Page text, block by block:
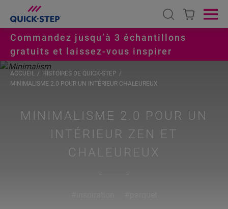
Open search
Commandez jusqu’à 3 échantillons
gratuits et laissez-vous inspirer
MINIMALISME 2.0 POUR UN
INTÉRIEUR ZEN ET
CHALEUREUX
ACCUEIL
HISTOIRES DE QUICK-STEP
MINIMALISME 2.0 POUR UN INTÉRIEUR CHALEUREUX